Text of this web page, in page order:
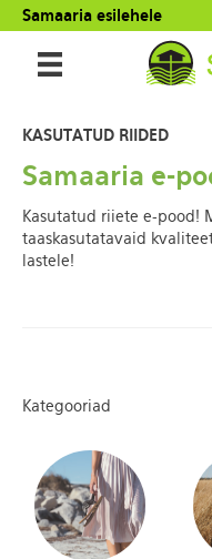
Samaaria esilehele
KASUTATUD RIIDED
Samaaria e-
Kasutatud riiete e-pood!
taaskasutatavaid
lastele!
Kategooriad